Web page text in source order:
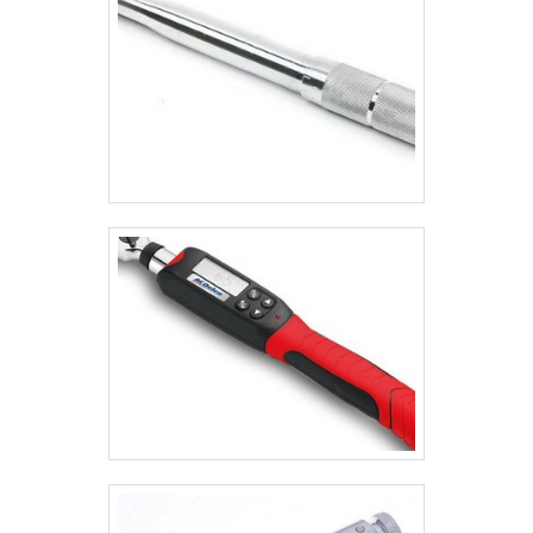
moderno; São capazes de realizar o teste de
tampas de segurança, a fim de captar tanto o torque
de ruptura como também o de abertura.É possível
encontrar diferentes tipos de torquímetros, cada um
com particularidades que permitem a sua aplicação
com o máximo de segurança e precisão. Entretanto,
especializadas no setor, visto que apenas elas
conseguem assegurar a sua capacidade de
utilização e torque, proporcionando o desempenho
esperado ao produto.EMPRESA ESPECIALIZADA EM
TORQUÍMETRO DIGITALPara entender melhor sobre
os torquímetros e adquiri-los por um preço justo e
competitivo, entre em contato com a BVR Comercial,
uma empresa que desde 2014 atua no setor com alta
qualidade e bom desempenho, comercializando
esse e muitos outros produtos para o controle de